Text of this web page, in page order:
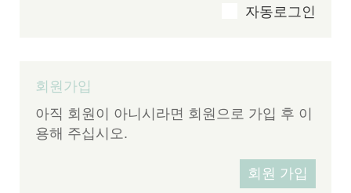
자동로그인
회원가입
아직 회원이 아니시라면 회원으로 가입 후 이
용해 주십시오.
회원 가입